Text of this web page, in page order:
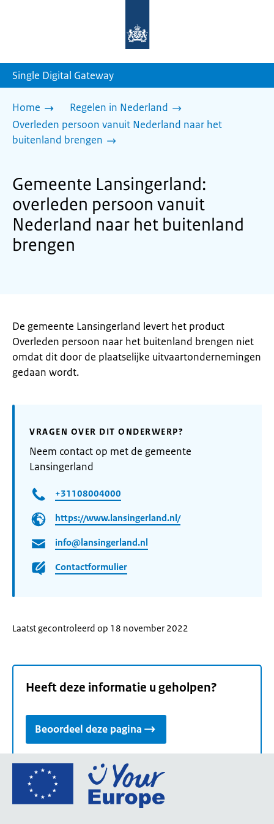
homepage
Single Digital Gateway
Home
Regelen in Nederland
Overleden persoon vanuit Nederland naar het
buitenland brengen
Gemeente Lansingerland:
overleden persoon vanuit
Nederland naar het buitenland
brengen
De gemeente Lansingerland levert het product
Overleden persoon naar het buitenland brengen niet
omdat dit door de plaatselijke uitvaartondernemingen
gedaan wordt.
VRAGEN OVER DIT ONDERWERP?
Neem contact op met de gemeente
Lansingerland
+31108004000
https://www.lansingerland.nl/
info@lansingerland.nl
Contactformulier
Laatst gecontroleerd op 18 november 2022
Heeft deze informatie u geholpen?
Beoordeel deze pagina
Ga
de